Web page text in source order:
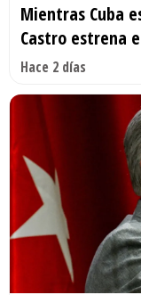
Mientras Cuba
Castro estrena
Hace 2 días